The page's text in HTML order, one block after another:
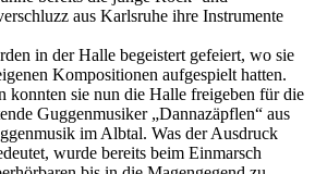
aus Karlsruhe ihre Instrumente
in der Halle begeistert gefeiert, wo sie
Kompositionen aufgespielt hatten.
konnten sie nun die Halle freigeben für die
Guggenmusiker „Dannazäpflen“ aus
im Albtal. Was der Ausdruck
wurde bereits beim Einmarsch